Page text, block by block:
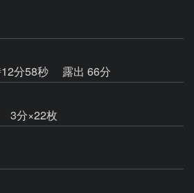
分58秒
露出 66分
3分×22枚